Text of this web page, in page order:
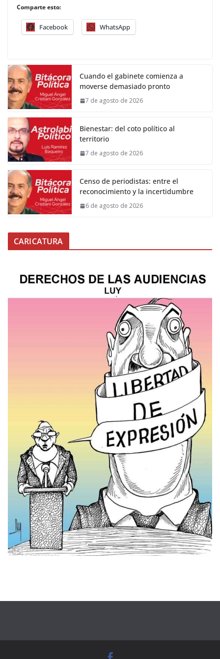
Comparte esto:
Facebook WhatsApp
Cuando el gabinete comienza a
moverse demasiado pronto
7 de agosto de 2026
Bienestar: del coto político al
territorio
7 de agosto de 2026
Censo de periodistas: entre el
reconocimiento y la incertidumbre
6 de agosto de 2026
CARICATURA